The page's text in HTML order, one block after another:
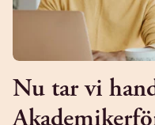
Nu tar vi